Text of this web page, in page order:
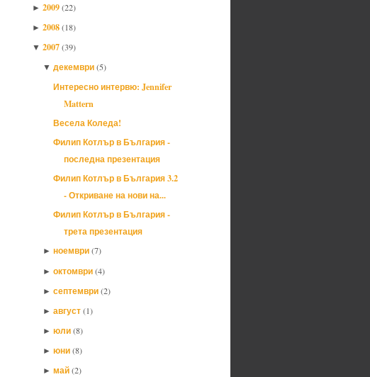
► 2009(22)
► 2008(18)
▼ 2007(39)
▼ декември(5)
Интересно интервю: Jennifer
Mattern
Весела Коледа!
Филип Котлър в България -
последна презентация
Филип Котлър в България 3.2
- Откриване на нови на...
Филип Котлър в България -
трета презентация
► ноември(7)
► октомври(4)
► септември(2)
► август(1)
► юли(8)
► юни(8)
► май(2)